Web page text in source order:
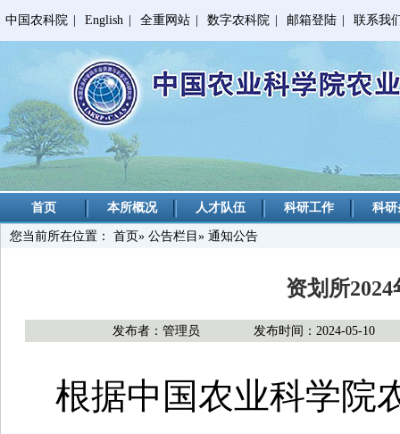
中国农科院 English 全重网站 数字农科院 邮箱登陆 联系我
首页 本所概况 人才队伍 科研工作 科
您当前所在位置： 首页» 公告栏目 » 通知公告
资划所
发布者：管理员 发布时间：2024-05-10
根据中国农业科学院